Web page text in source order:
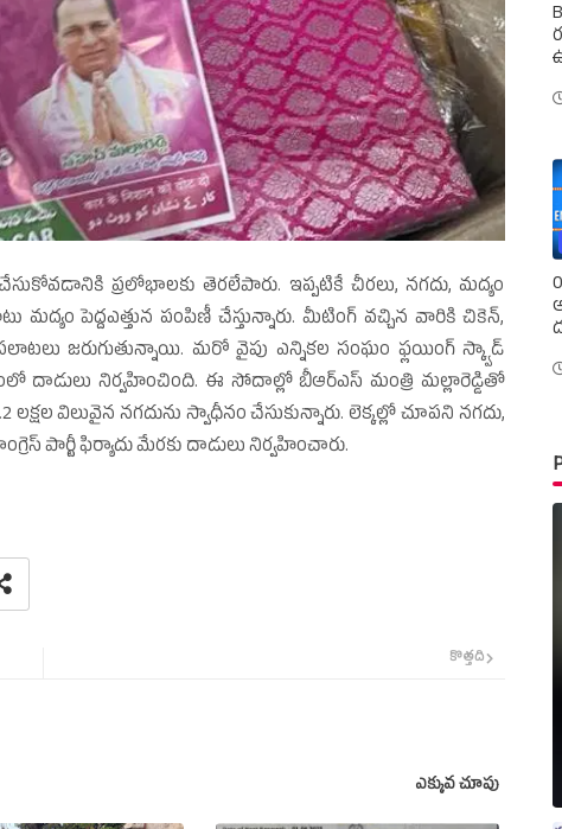
చేసుకోవడానికి ప్రలోభాలకు తెరలేపారు. ఇప్పటికే చీరలు, నగదు, మద్యం
పెద్దఎత్తున పంపిణీ చేస్తున్నారు. మీటింగ్‌ వచ్చిన వారికి చికెన్‌,
జరుగుతున్నాయి. మరో వైపు ఎన్నికల సంఘం ఫ్లయింగ్‌ స్క్వాడ్‌
దాడులు నిర్వహించింది. ఈ సోదాల్లో బీఆర్‌ఎస్‌ మంత్రి మల్లారెడ్డితో
లక్షల విలువైన నగదును స్వాధీనం చేసుకున్నారు. లెక్కల్లో చూపని నగదు,
పార్టీ ఫిర్యాదు మేరకు దాడులు నిర్వహించారు.
కొత్తది
ఎక్కువ చూపు